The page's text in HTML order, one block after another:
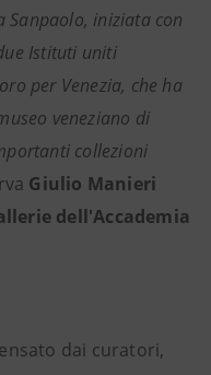
Sanpaolo, iniziata con
Istituti uniti
per Venezia, che ha
veneziano di
collezioni
Giulio Manieri
dell'Accademia
dai curatori,